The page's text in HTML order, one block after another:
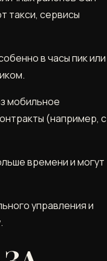
такси, сервисы
в часы пик или
мобильное
(например, с
времени и могут
управления и